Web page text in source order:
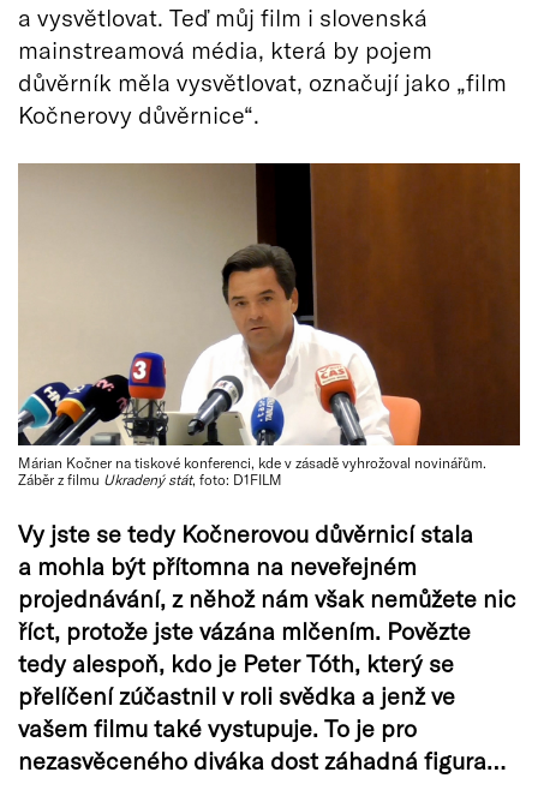
a vysvětlovat. Teď můj film i slovenská
mainstreamová média, která by pojem
důvěrník měla vysvětlovat, označují jako „film
Kočnerovy důvěrnice“.
Márian Kočner na tiskové konferenci, kde v zásadě vyhrožoval novinářům.
Záběr z filmu Ukradený stát, foto: D1FILM
Vy jste se tedy Kočnerovou důvěrnicí stala
a mohla být přítomna na neveřejném
projednávání, z něhož nám však nemůžete nic
říct, protože jste vázána mlčením. Povězte
tedy alespoň, kdo je Peter Tóth, který se
přelíčení zúčastnil v roli svědka a jenž ve
vašem filmu také vystupuje. To je pro
nezasvěceného diváka dost záhadná figura…